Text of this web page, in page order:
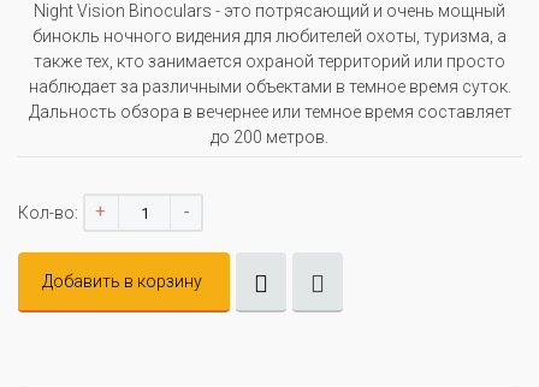
Night Vision Binoculars - это потрясающий и очень мощный
бинокль ночного видения для любителей охоты, туризма, а
также тех, кто занимается охраной территорий или просто
наблюдает за различными объектами в темное время суток.
Дальность обзора в вечернее или темное время составляет
до 200 метров.
Кол-во: + -
Добавить в корзину